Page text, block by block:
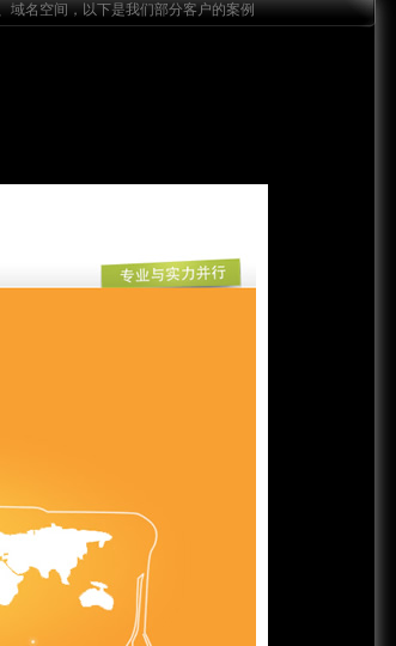
名空间，以下是我们部分客户的案例